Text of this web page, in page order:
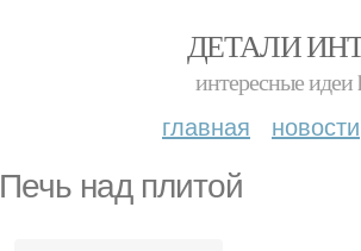
ДЕТАЛИ
интересные идеи
главная новости
Печь над плитой